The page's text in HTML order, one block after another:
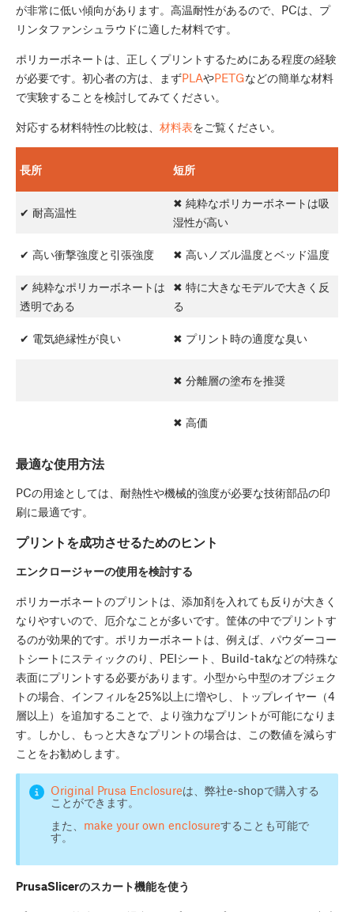
が非常に低い傾向があります。高温耐性があるので、PCは、プ
リンタファンシュラウドに適した材料です。
ポリカーボネートは、正しくプリントするためにある程度の経験
が必要です。初心者の方は、まずPLAやPETGなどの簡単な材料
で実験することを検討してみてください。
対応する材料特性の比較は、 材料表をご覧ください。
長所 短所
✔ 耐高温性
✖ 純粋なポリカーボネートは吸
湿性が高い
✔ 高い衝撃強度と引張強度 ✖ 高いノズル温度とベッド温度
✔ 純粋なポリカーボネートは
透明である
✖ 特に大きなモデルで大きく反
る
✔ 電気絶縁性が良い ✖ プリント時の適度な臭い
✖ 分離層の塗布を推奨
✖ 高価
最適な使用方法
PCの用途としては、耐熱性や機械的強度が必要な技術部品の印
刷に最適です。
プリントを成功させるためのヒント
エンクロージャーの使用を検討する
ポリカーボネートのプリントは、添加剤を入れても反りが大きく
なりやすいので、厄介なことが多いです。筐体の中でプリントす
るのが効果的です。ポリカーボネートは、例えば、パウダーコー
トシートにスティックのり、PEIシート、Build-takなどの特殊な
表面にプリントする必要があります。小型から中型のオブジェク
トの場合、インフィルを25%以上に増やし、トップレイヤー（4
層以上）を追加することで、より強力なプリントが可能になりま
す。しかし、もっと大きなプリントの場合は、この数値を減らす
ことをお勧めします。
Original Prusa Enclosureは、弊社e-shopで購入する
ことができます。
また、 make your own enclosureすることも可能で
す。
PrusaSlicerのスカート機能を使う